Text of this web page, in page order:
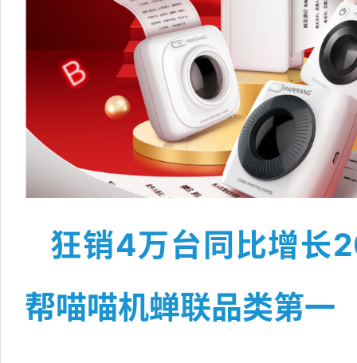
狂销4万台同比增长
帮喵喵机蝉联品类第一